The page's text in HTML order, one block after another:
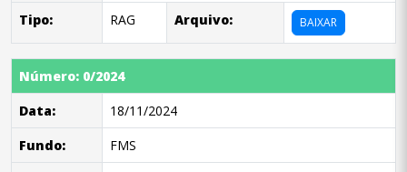
Tipo:
RAG Arquivo: BAIXAR
Número: 0/2024
Data:
18/11/2024
Fundo:
FMS